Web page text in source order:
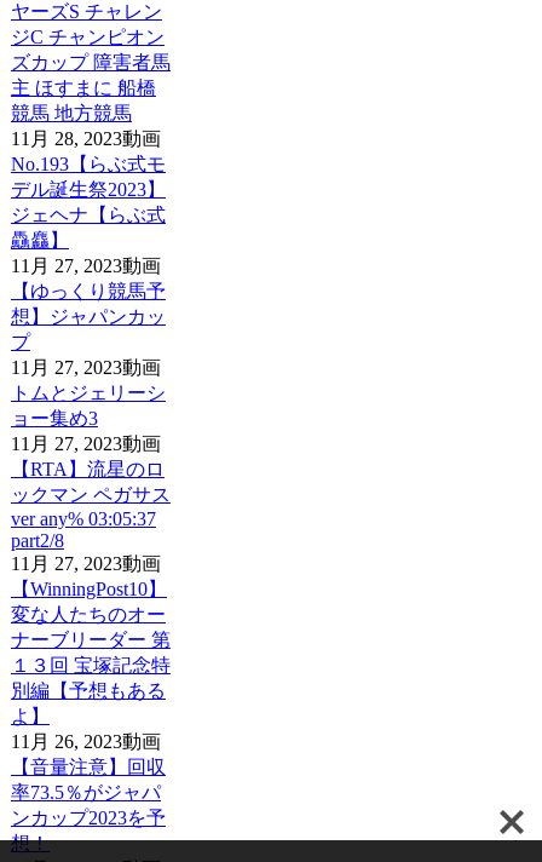
ヤーズS チャレン
ジC チャンピオン
ズカップ 障害者馬
主 ほすまに 船橋
競馬 地方競馬
11月 28, 2023動画
No.193【らぶ式モ
デル誕生祭2023】
ジェヘナ【らぶ式
驫麤】
11月 27, 2023動画
【ゆっくり競馬予
想】ジャパンカッ
プ
11月 27, 2023動画
トムとジェリーシ
ョー集め3
11月 27, 2023動画
【RTA】流星のロ
ックマン ペガサス
ver any% 03:05:37
part2/8
11月 27, 2023動画
【WinningPost10】
変な人たちのオー
ナーブリーダー 第
１３回 宝塚記念特
別編【予想もある
よ】
11月 26, 2023動画
【音量注意】回収
率73.5％がジャパ
ンカップ2023を予
想！